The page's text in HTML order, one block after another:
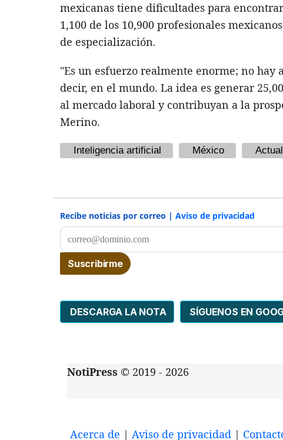
mexicanas tiene dificultades para
1,100 de los 10,900 profesionales
de especialización.
"Es un esfuerzo realmente enorme; no
decir, en el mundo. La idea es generar
al mercado laboral y contribuyan a la
Merino.
Inteligencia artificial México
Recibe noticias por correo | Aviso de privacidad
DESCARGA LA NOTA SÍGUENOS EN
NotiPress © 2019 - 2026
Acerca de | Aviso de privacidad |